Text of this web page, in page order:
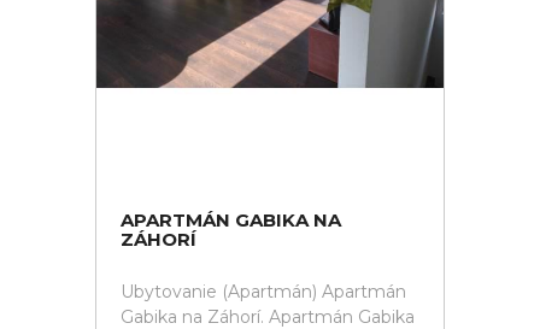
APARTMÁN GABIKA NA
ZÁHORÍ
Ubytovanie (Apartmán) Apartmán
Gabika na Záhorí. Apartmán Gabika